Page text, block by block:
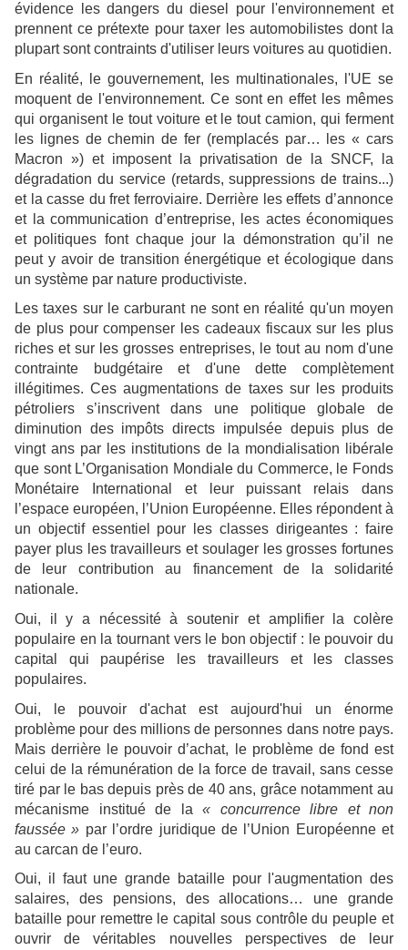
évidence les dangers du diesel pour l'environnement et
prennent ce prétexte pour taxer les automobilistes dont la
plupart sont contraints d'utiliser leurs voitures au quotidien.
En réalité, le gouvernement, les multinationales, l'UE se
moquent de l'environnement. Ce sont en effet les mêmes
qui organisent le tout voiture et le tout camion, qui ferment
les lignes de chemin de fer (remplacés par… les « cars
Macron ») et imposent la privatisation de la SNCF, la
dégradation du service (retards, suppressions de trains...)
et la casse du fret ferroviaire. Derrière les effets d’annonce
et la communication d’entreprise, les actes économiques
et politiques font chaque jour la démonstration qu’il ne
peut y avoir de transition énergétique et écologique dans
un système par nature productiviste.
Les taxes sur le carburant ne sont en réalité qu'un moyen
de plus pour compenser les cadeaux fiscaux sur les plus
riches et sur les grosses entreprises, le tout au nom d'une
contrainte budgétaire et d'une dette complètement
illégitimes. Ces augmentations de taxes sur les produits
pétroliers s’inscrivent dans une politique globale de
diminution des impôts directs impulsée depuis plus de
vingt ans par les institutions de la mondialisation libérale
que sont L’Organisation Mondiale du Commerce, le Fonds
Monétaire International et leur puissant relais dans
l’espace européen, l’Union Européenne. Elles répondent à
un objectif essentiel pour les classes dirigeantes : faire
payer plus les travailleurs et soulager les grosses fortunes
de leur contribution au financement de la solidarité
nationale.
Oui, il y a nécessité à soutenir et amplifier la colère
populaire en la tournant vers le bon objectif : le pouvoir du
capital qui paupérise les travailleurs et les classes
populaires.
Oui, le pouvoir d'achat est aujourd'hui un énorme
problème pour des millions de personnes dans notre pays.
Mais derrière le pouvoir d’achat, le problème de fond est
celui de la rémunération de la force de travail, sans cesse
tiré par le bas depuis près de 40 ans, grâce notamment au
mécanisme institué de la « concurrence libre et non
faussée » par l’ordre juridique de l’Union Européenne et
au carcan de l’euro.
Oui, il faut une grande bataille pour l'augmentation des
salaires, des pensions, des allocations… une grande
bataille pour remettre le capital sous contrôle du peuple et
ouvrir de véritables nouvelles perspectives de leur